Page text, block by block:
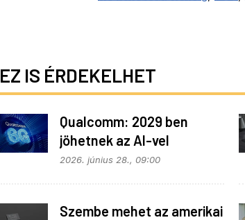
EZ IS ÉRDEKELHET
Qualcomm: 2029 ben
jöhetnek az AI-vel
telepakolt 6G-s telefonok
2026. június 28., 09:00
Szembe mehet az amerikai